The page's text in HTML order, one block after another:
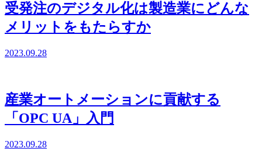
受発注のデジタル化は製造業にどんな
メリットをもたらすか
2023.09.28
産業オートメーションに貢献する
「OPC UA」入門
2023.09.28